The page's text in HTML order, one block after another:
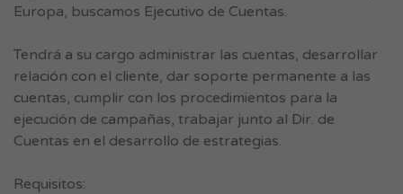
Europa, buscamos Ejecutivo de Cuentas.
Tendrá a su cargo administrar las cuentas, desarrollar
relación con el cliente, dar soporte permanente a las
cuentas, cumplir con los procedimientos para la
ejecución de campañas, trabajar junto al Dir. de
Cuentas en el desarrollo de estrategias.
Requisitos: